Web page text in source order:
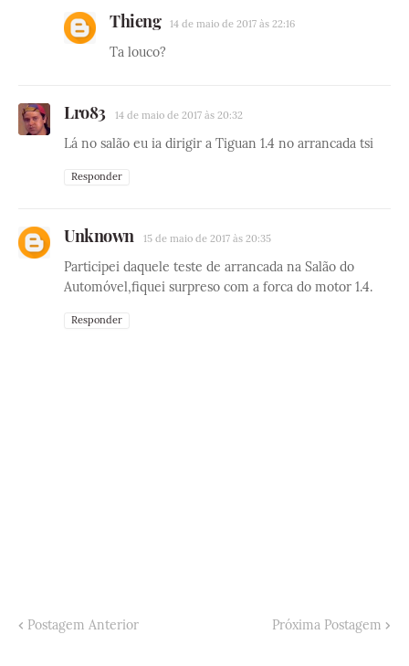
Thieng 14 de maio de 2017 às 22:16
Ta louco?
Lro83 14 de maio de 2017 às 20:32
Lá no salão eu ia dirigir a Tiguan 1.4 no arrancada tsi
Responder
Unknown 15 de maio de 2017 às 20:35
Participei daquele teste de arrancada na Salão do
Automóvel,fiquei surpreso com a forca do motor 1.4.
Responder
Postagem Anterior Próxima Postagem